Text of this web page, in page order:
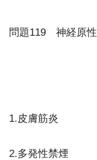
問題119 神経原性
1.皮膚筋炎
2.多発性禁煙